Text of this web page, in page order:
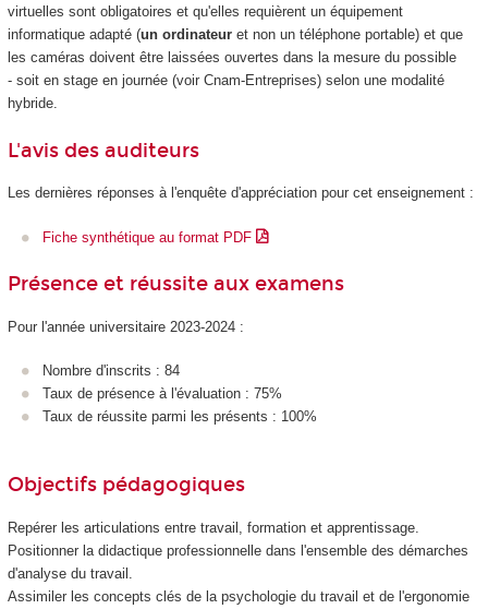
virtuelles sont obligatoires et qu'elles requièrent un équipement
informatique adapté (un ordinateur et non un téléphone portable) et que
les caméras doivent être laissées ouvertes dans la mesure du possible
- soit en stage en journée (voir Cnam-Entreprises) selon une modalité
hybride.
L'avis des auditeurs
Les dernières réponses à l'enquête d'appréciation pour cet enseignement :
Fiche synthétique au format PDF
Présence et réussite aux examens
Pour l'année universitaire 2023-2024 :
Nombre d'inscrits : 84
Taux de présence à l'évaluation : 75%
Taux de réussite parmi les présents : 100%
Objectifs pédagogiques
Repérer les articulations entre travail, formation et apprentissage.
Positionner la didactique professionnelle dans l'ensemble des démarches
d'analyse du travail.
Assimiler les concepts clés de la psychologie du travail et de l'ergonomie